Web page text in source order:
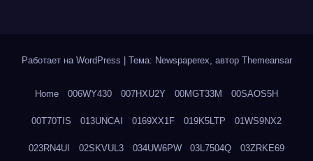
Работает на WordPress | Тема: Newspaperex, автор Themeansar
Home 006WY430 007HXU2Y 00MGT33M 00SAOS5H
00T70TIS 013UNCAI 0169XX1F 019K5LTP 01WS9NX2
023RN4UI 02SKVUL3 034UW6PW 03L7504Q 03ZRKE69